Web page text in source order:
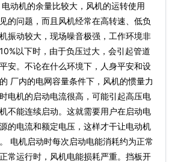
动机的余量比较大，风机的运转使用
的问题，而且风机经常在高转速、低负
振动较大，现场噪音极强，工作环境非
以下时，由于负压过大，会引起管道
安。不论在什么环境下，人身平安和设
厂内的电网容量条件下，风机的惯量力
电机的启动电流很高，可能引起高压电
不能连续启动。这就需要用户在启动电
的电流和额定电压，这样才干让电动机
电机启动时每次启动电能消耗约为正常
常运行时，风机电能损耗严重。挡板开